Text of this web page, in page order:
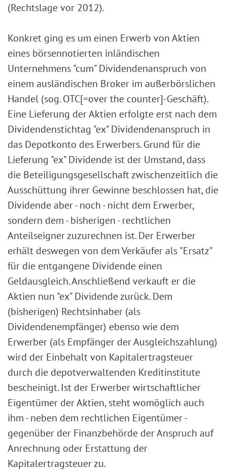
(Rechtslage vor 2012).
Konkret ging es um einen Erwerb von Aktien
eines börsennotierten inländischen
Unternehmens "cum" Dividendenanspruch von
einem ausländischen Broker im außerbörslichen
Handel (sog. OTC[=over the counter]-Geschäft).
Eine Lieferung der Aktien erfolgte erst nach dem
Dividendenstichtag "ex" Dividendenanspruch in
das Depotkonto des Erwerbers. Grund für die
Lieferung "ex" Dividende ist der Umstand, dass
die Beteiligungsgesellschaft zwischenzeitlich die
Ausschüttung ihrer Gewinne beschlossen hat, die
Dividende aber - noch - nicht dem Erwerber,
sondern dem - bisherigen - rechtlichen
Anteilseigner zuzurechnen ist. Der Erwerber
erhält deswegen von dem Verkäufer als "Ersatz"
für die entgangene Dividende einen
Geldausgleich. Anschließend verkauft er die
Aktien nun "ex" Dividende zurück. Dem
(bisherigen) Rechtsinhaber (als
Dividendenempfänger) ebenso wie dem
Erwerber (als Empfänger der Ausgleichszahlung)
wird der Einbehalt von Kapitalertragsteuer
durch die depotverwaltenden Kreditinstitute
bescheinigt. Ist der Erwerber wirtschaftlicher
Eigentümer der Aktien, steht womöglich auch
ihm - neben dem rechtlichen Eigentümer -
gegenüber der Finanzbehörde der Anspruch auf
Anrechnung oder Erstattung der
Kapitalertragsteuer zu.